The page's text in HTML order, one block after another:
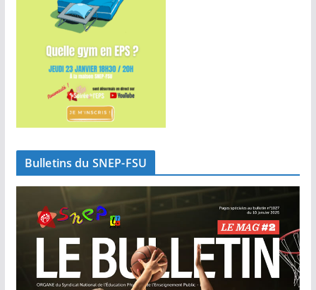
Bulletins du SNEP-FSU